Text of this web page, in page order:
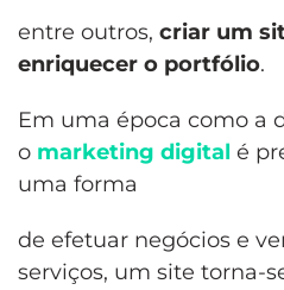
entre outros, criar um
enriquecer o portfólio.
Em uma época como a
o marketing digital é
uma forma
de efetuar negócios e
serviços, um site torna-